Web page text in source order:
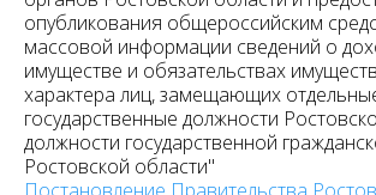
опубликования общероссийским
массовой информации сведений о
имуществе и обязательствах
характера лиц, замещающих
государственные должности
должности государственной
Ростовской области"